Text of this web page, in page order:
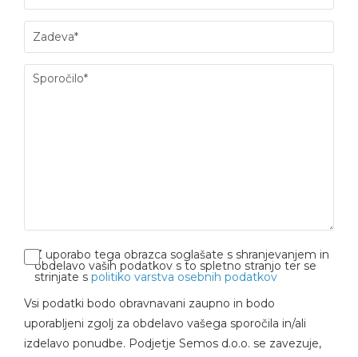
Z uporabo tega obrazca soglašate s shranjevanjem in
obdelavo vaših podatkov s to spletno stranjo ter se
strinjate s politiko varstva osebnih podatkov
Vsi podatki bodo obravnavani zaupno in bodo
uporabljeni zgolj za obdelavo vašega sporočila in/ali
izdelavo ponudbe. Podjetje Semos d.o.o. se zavezuje,